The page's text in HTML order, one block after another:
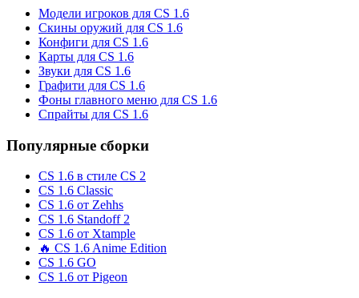
Модели игроков для CS 1.6
Скины оружий для CS 1.6
Конфиги для CS 1.6
Карты для CS 1.6
Звуки для CS 1.6
Графити для CS 1.6
Фоны главного меню для CS 1.6
Спрайты для CS 1.6
Популярные сборки
CS 1.6 в стиле CS 2
CS 1.6 Classic
CS 1.6 от Zehhs
CS 1.6 Standoff 2
CS 1.6 от Xtample
🔥 CS 1.6 Anime Edition
CS 1.6 GO
CS 1.6 от Pigeon